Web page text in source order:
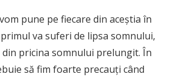
pune pe fiecare din aceștia în
va suferi de lipsa somnului,
din pricina somnului prelungit. În
să fim foarte precauți când